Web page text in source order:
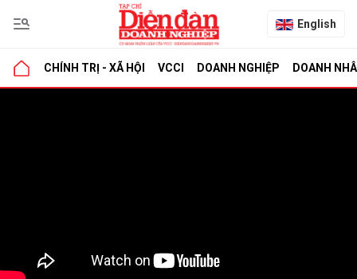
English
CHÍNH TRỊ - XÃ HỘI VCCI DOANH NGHIỆP DOANH